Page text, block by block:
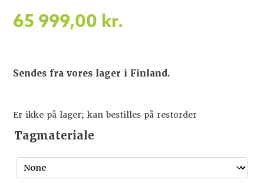
65 999,00 kr.
Sendes fra vores lager i Finland.
Er ikke på lager; kan bestilles på restorder
Tagmateriale